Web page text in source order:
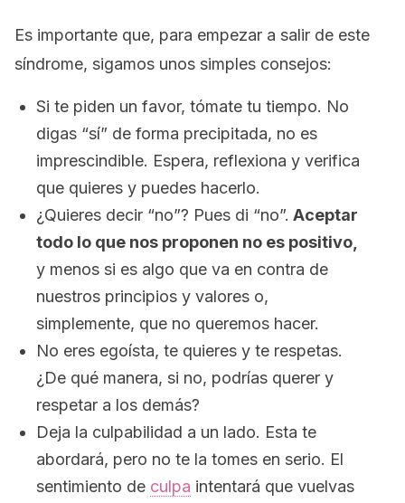
Es importante que, para empezar a salir de este
síndrome, sigamos unos simples consejos:
Si te piden un favor, tómate tu tiempo. No
digas “sí” de forma precipitada, no es
imprescindible. Espera, reflexiona y verifica
que quieres y puedes hacerlo.
¿Quieres decir “no”? Pues di “no”. Aceptar
todo lo que nos proponen no es positivo,
y menos si es algo que va en contra de
nuestros principios y valores o,
simplemente, que no queremos hacer.
No eres egoísta, te quieres y te respetas.
¿De qué manera, si no, podrías querer y
respetar a los demás?
Deja la culpabilidad a un lado. Esta te
abordará, pero no te la tomes en serio. El
sentimiento de culpa intentará que vuelvas